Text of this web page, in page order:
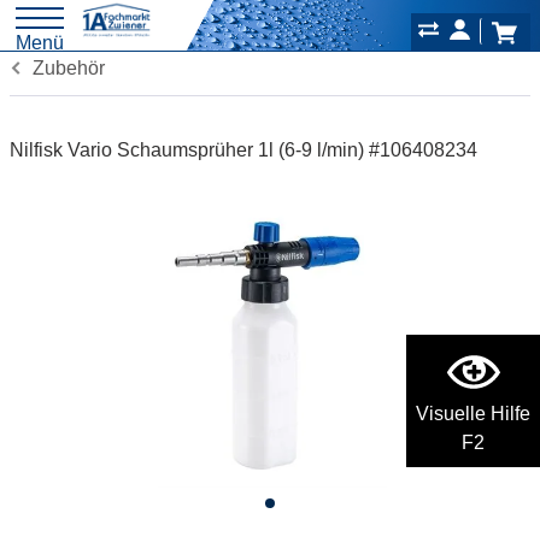
Visuelle Hilfe
F2
Menü
Zubehör
Nilfisk Vario Schaumsprüher 1l (6-9 l/min) #106408234